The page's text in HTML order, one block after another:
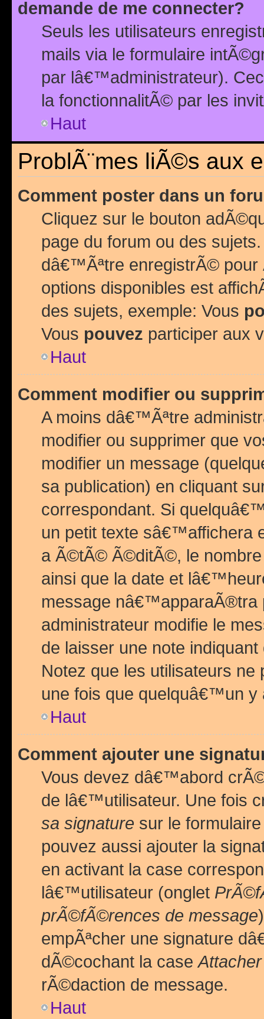
demande de me connecter?
Seuls les utilisateurs
mails via le formulaire
par lâ€™administrateur).
la fonctionnalitÃ© par les
Haut
ProblÃ¨mes liÃ©s aux
Comment poster dans un
Cliquez sur le bouton
page du forum ou des
dâ€™Ãªtre enregistrÃ©
options disponibles est
des sujets, exemple: Vous
Vous pouvez participer aux
Haut
Comment modifier ou
A moins dâ€™Ãªtre
modifier ou supprimer que
modifier un message
sa publication) en cliquant
correspondant. Si
un petit texte sâ€™affichera
a Ã©tÃ© Ã©ditÃ©, le
ainsi que la date et
message nâ€™apparaÃ®tra
administrateur modifie le
de laisser une note
Notez que les utilisateurs
une fois que quelquâ€™un y
Haut
Comment ajouter une
Vous devez dâ€™abord
de lâ€™utilisateur. Une fois
sa signature sur le
pouvez aussi ajouter la
en activant la case
lâ€™utilisateur (onglet
prÃ©fÃ©rences de message
empÃªcher une signature
dÃ©cochant la case
rÃ©daction de message.
Haut